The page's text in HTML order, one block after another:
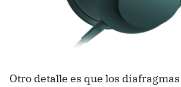
Otro detalle es que los